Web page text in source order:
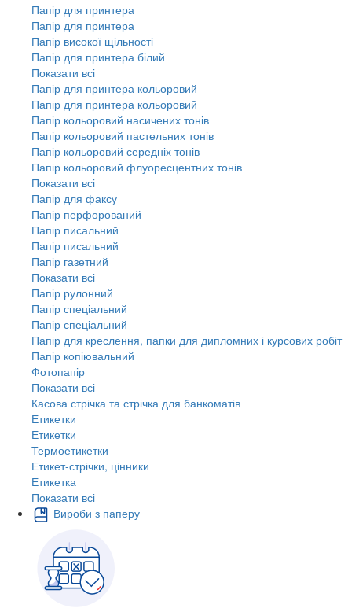
Папір для принтера
Папір для принтера
Папір високої щільності
Папір для принтера білий
Показати всі
Папір для принтера кольоровий
Папір для принтера кольоровий
Папір кольоровий насичених тонів
Папір кольоровий пастельних тонів
Папір кольоровий середніх тонів
Папір кольоровий флуоресцентних тонів
Показати всі
Папір для факсу
Папір перфорований
Папір писальний
Папір писальний
Папір газетний
Показати всі
Папір рулонний
Папір спеціальний
Папір спеціальний
Папір для креслення, папки для дипломних і курсових робіт
Папір копіювальний
Фотопапір
Показати всі
Касова стрічка та стрічка для банкоматів
Етикетки
Етикетки
Термоетикетки
Етикет-стрічки, цінники
Етикетка
Показати всі
Вироби з паперу